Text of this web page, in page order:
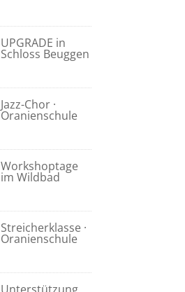
UPGRADE in
Schloss Beuggen
Jazz-Chor ·
Oranienschule
Workshoptage
im Wildbad
Streicherklasse ·
Oranienschule